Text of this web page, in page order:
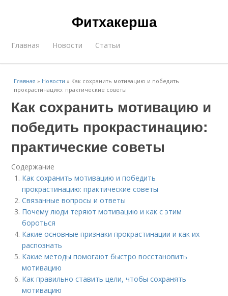
Фитхакерша
Главная Новости Статьи
Главная » Новости » Как сохранить мотивацию и победить
прокрастинацию: практические советы
Как сохранить мотивацию и
победить прокрастинацию:
практические советы
Содержание
Как сохранить мотивацию и победить
прокрастинацию: практические советы
Связанные вопросы и ответы
Почему люди теряют мотивацию и как с этим
бороться
Какие основные признаки прокрастинации и как их
распознать
Какие методы помогают быстро восстановить
мотивацию
Как правильно ставить цели, чтобы сохранять
мотивацию